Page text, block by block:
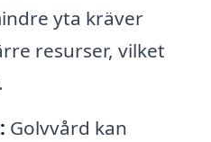
yta kräver
resurser, vilket
Golvvård kan